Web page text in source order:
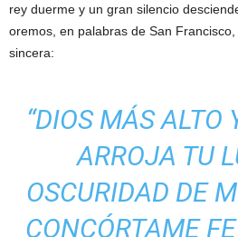
rey duerme y un gran silencio
oremos, en palabras de San
sincera:
“DIOS MÁS ALTO
ARROJA TU
OSCURIDAD DE
CONCÓRTAME